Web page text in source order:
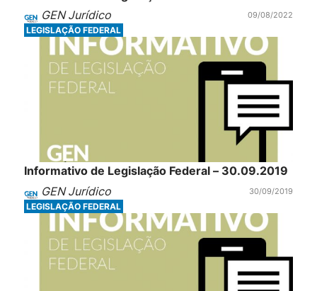
GEN Jurídico
09/08/2022
LEGISLAÇÃO FEDERAL
Informativo de Legislação Federal – 30.09.2019
GEN Jurídico
30/09/2019
LEGISLAÇÃO FEDERAL